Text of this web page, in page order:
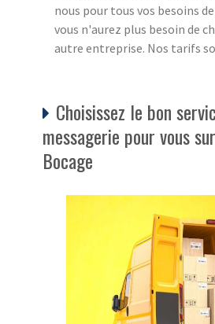
nous pour tous vos besoins
vous n'aurez plus besoin de
autre entreprise. Nos tarifs
Choisissez le bon
messagerie pour vous
Bocage